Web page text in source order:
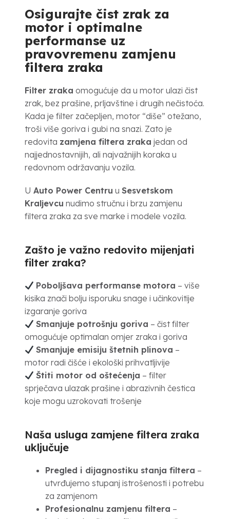
Osigurajte čist zrak za
motor i optimalne
performanse uz
pravovremenu zamjenu
filtera zraka
Filter zraka omogućuje da u motor ulazi čist
zrak, bez prašine, prljavštine i drugih nečistoća.
Kada je filter začepljen, motor “diše” otežano,
troši više goriva i gubi na snazi. Zato je
redovita zamjena filtera zraka jedan od
najjednostavnijih, ali najvažnijih koraka u
redovnom održavanju vozila.
U Auto Power Centru u Sesvetskom
Kraljevcu nudimo stručnu i brzu zamjenu
filtera zraka za sve marke i modele vozila.
Zašto je važno redovito mijenjati
filter zraka?
Poboljšava performanse motora – više
kisika znači bolju isporuku snage i učinkovitije
izgaranje goriva
Smanjuje potrošnju goriva – čist filter
omogućuje optimalan omjer zraka i goriva
Smanjuje emisiju štetnih plinova –
motor radi čišće i ekološki prihvatljivije
Štiti motor od oštećenja – filter
sprječava ulazak prašine i abrazivnih čestica
koje mogu uzrokovati trošenje
Naša usluga zamjene filtera zraka
uključuje
Pregled i dijagnostiku stanja filtera –
utvrđujemo stupanj istrošenosti i potrebu
za zamjenom
Profesionalnu zamjenu filtera –